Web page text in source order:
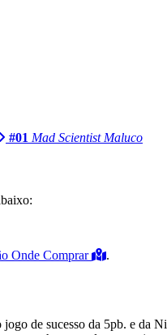
#01 Mad Scientist Maluco
Onde Comprar .
de sucesso da 5pb. e da